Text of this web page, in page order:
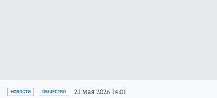
НОВОСТИ ОБЩЕСТВО 21 мая 2026 14:01